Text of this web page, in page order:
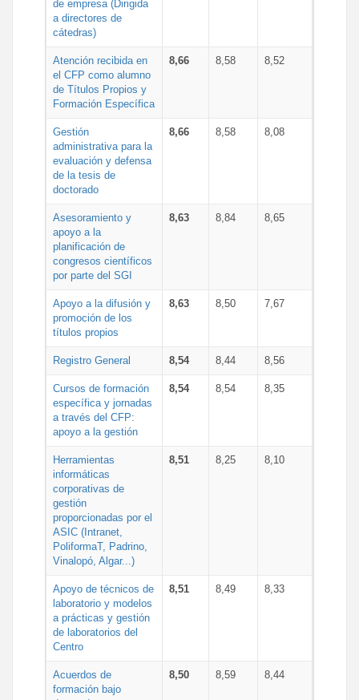
de empresa (Dirigida
a directores de
cátedras)
Atención recibida en
el CFP como alumno
de Títulos Propios y
Formación Específica
8,66 8,58 8,52
Gestión
administrativa para la
evaluación y defensa
de la tesis de
doctorado
8,66 8,58 8,08
Asesoramiento y
apoyo a la
planificación de
congresos científicos
por parte del SGI
8,63 8,84 8,65
Apoyo a la difusión y
promoción de los
títulos propios
8,63 8,50 7,67
Registro General 8,54 8,44 8,56
Cursos de formación
específica y jornadas
a través del CFP:
apoyo a la gestión
8,54 8,54 8,35
Herramientas
informáticas
corporativas de
gestión
proporcionadas por el
ASIC (Intranet,
PoliformaT, Padrino,
Vinalopó, Algar...)
8,51 8,25 8,10
Apoyo de técnicos de
laboratorio y modelos
a prácticas y gestión
de laboratorios del
Centro
8,51 8,49 8,33
Acuerdos de
formación bajo
8,50 8,59 8,44